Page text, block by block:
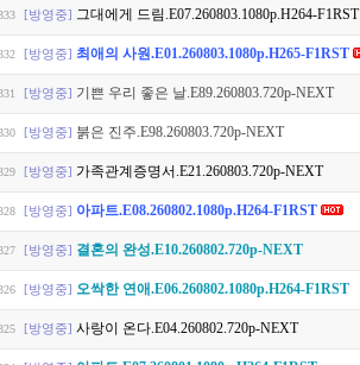
[방영중] 그대에게 드림.E07.260803.1080p.H264-F1RST
[방영중] 최애의 사원.E01.260803.1080p.H265-F1RST
[방영중] 기쁜 우리 좋은 날.E89.260803.720p-NEXT
[방영중] 붉은 진주.E98.260803.720p-NEXT
[방영중] 가족관계증명서.E21.260803.720p-NEXT
[방영중] 아파트.E08.260802.1080p.H264-F1RST
[방영중] 결혼의 완성.E10.260802.720p-NEXT
[방영중] 오싹한 연애.E06.260802.1080p.H264-F1RST
[방영중] 사랑이 온다.E04.260802.720p-NEXT